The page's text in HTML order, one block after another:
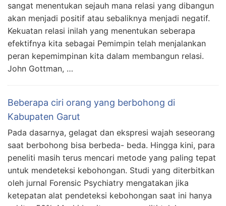
sangat menentukan sejauh mana relasi yang dibangun
akan menjadi positif atau sebaliknya menjadi negatif.
Kekuatan relasi inilah yang menentukan seberapa
efektifnya kita sebagai Pemimpin telah menjalankan
peran kepemimpinan kita dalam membangun relasi.
John Gottman, …
Beberapa ciri orang yang berbohong di
Kabupaten Garut
Pada dasarnya, gelagat dan ekspresi wajah seseorang
saat berbohong bisa berbeda- beda. Hingga kini, para
peneliti masih terus mencari metode yang paling tepat
untuk mendeteksi kebohongan. Studi yang diterbitkan
oleh jurnal Forensic Psychiatry mengatakan jika
ketepatan alat pendeteksi kebohongan saat ini hanya